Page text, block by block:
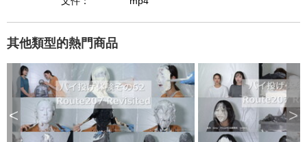
d
e
其他類型的熱門商品
< >